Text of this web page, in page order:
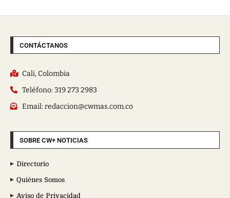
CONTÁCTANOS
Cali, Colombia
Teléfono: 319 273 2983
Email: redaccion@cwmas.com.co
SOBRE CW+ NOTICIAS
Directorio
Quiénes Somos
Aviso de Privacidad